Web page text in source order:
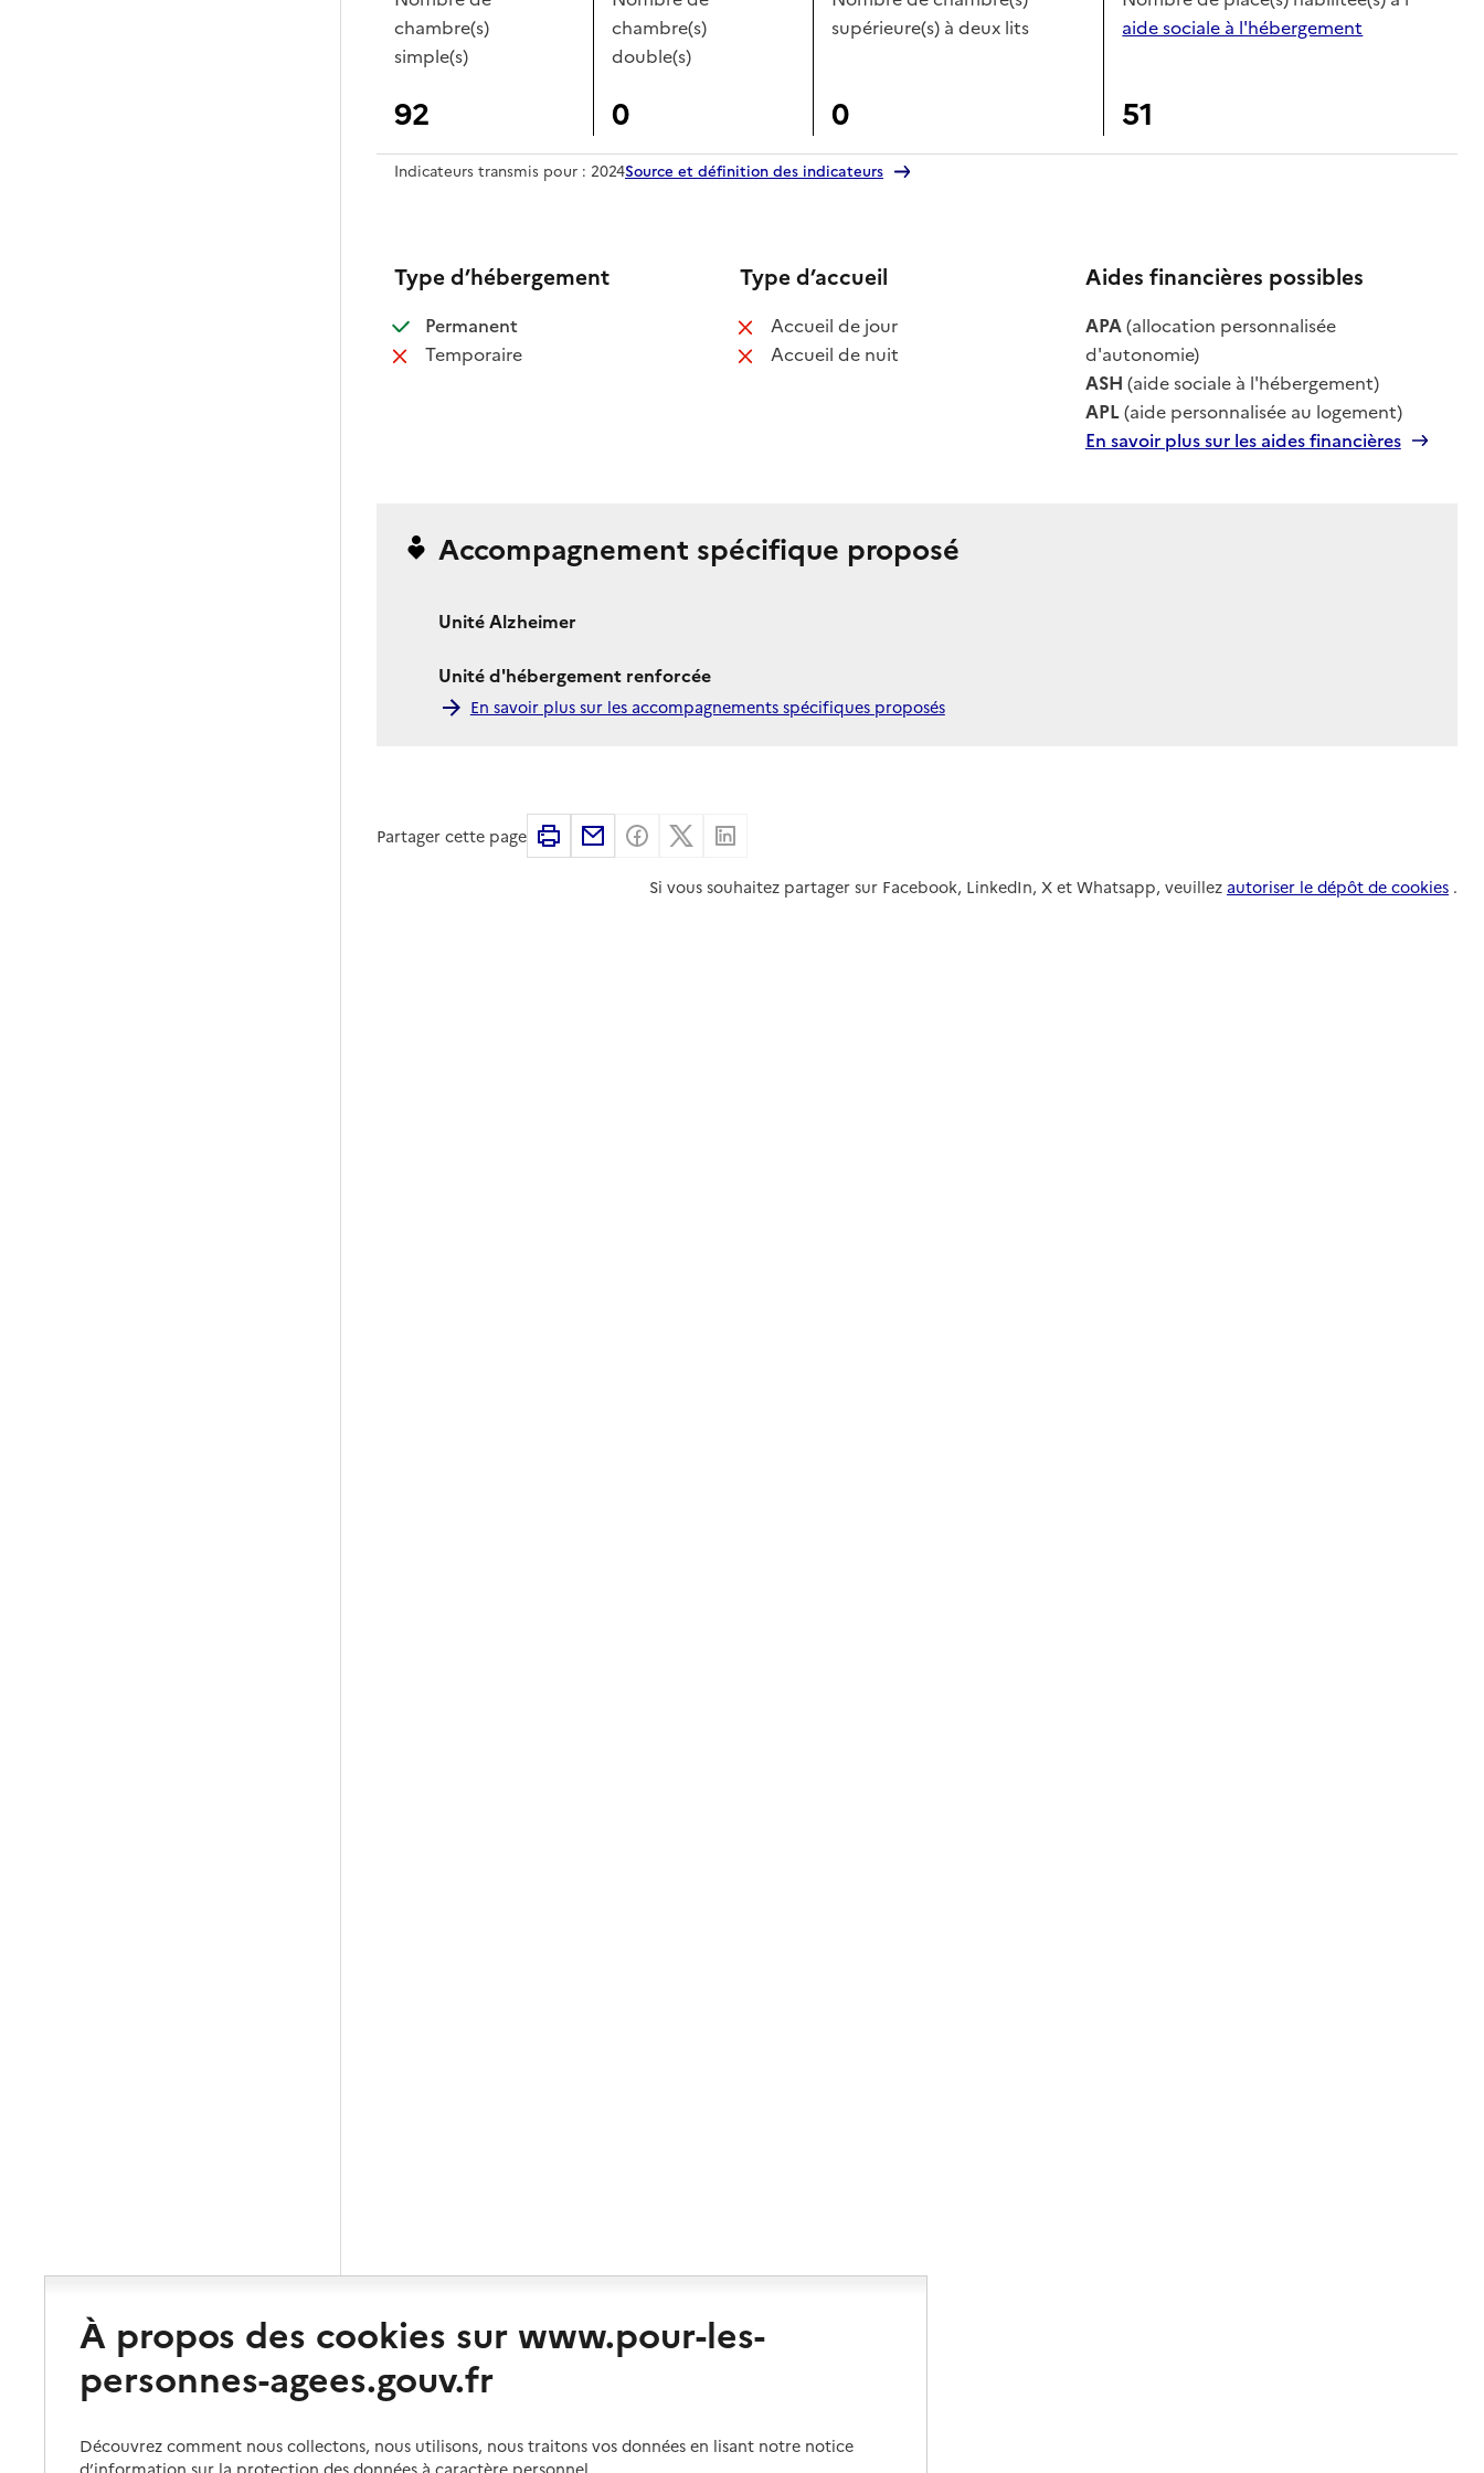
chambre(s)
simple(s)
92
chambre(s)
double(s)
0
supérieure(s) à deux lits
0
aide sociale à l'hébergement
51
Indicateurs transmis pour : 2024Source et définition des indicateurs
Type d’hébergement
Permanent: disponible
Temporaire: non disponible
Type d’accueil
Accueil de jour: non disponible
Accueil de nuit: non disponible
Aides financières possibles
APA(allocation personnalisée
d'autonomie)
ASH (aide sociale à l'hébergement)
APL(aide personnalisée au logement)
En savoir plus sur les aides financières
Accompagnement spécifique proposé
Unité Alzheimer
Unité d'hébergement renforcée
En savoir plus sur les accompagnements spécifiques proposés
Partager cette page ImprimerPartager par email
Partager sur Facebook
Partager sur X
Si vous souhaitez partager sur Facebook, LinkedIn, X et Whatsapp, veuillez autoriser le dépôt de cookies .
À propos des cookies sur www.pour-les-
personnes-agees.gouv.fr
Découvrez comment nous collectons, nous utilisons, nous traitons vos données en lisant notre notice